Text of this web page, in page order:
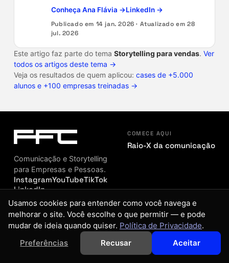
Conheça Ana Flávia →LinkedIn →
Publicado em 14 jan. 2026 · Atualizado em28
jul. 2026
Este artigo faz parte do tema Storytelling para vendas. Ver
todos os artigos deste tema →
Veja os resultados de quem aplicou: cases de +5.000
alunos e +100 empresas treinadas →
Comunicação e Storytelling
para Empresas e Pessoas.
InstagramYouTubeTikTok
LinkedIn
COMECE AQUI
Raio-X da comunicação
Plano 3S
Sessão estratégica
Treinamentos gravados
PARA EMPRESAS
Treinamentos para sua equipe
Usamos cookies para entender como você navega e
melhorar o site. Você escolhe o que permitir — e pode
mudar de ideia quando quiser. Política de Privacidade.
Preferências
Recusar Aceitar